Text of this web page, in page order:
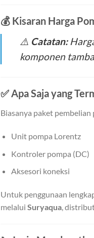
💰 Kisaran Harga
⚠️ Catatan:
komponen
✅Apa Saja yang
Biasanya paket
Unit pompa Lorentz
Kontroler pompa (DC)
Aksesori koneksi
Untuk penggunaan
melalui Suryaqua,